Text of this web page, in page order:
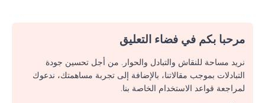
مرحبا بكم في فضاء التعليق
نريد مساحة للنقاش والتبادل والحوار. من أجل تحسين جودة
التبادلات بموجب مقالاتنا، بالإضافة إلى تجربة مساهمتك، ندعوك
لمراجعة قواعد الاستخدام الخاصة بنا.